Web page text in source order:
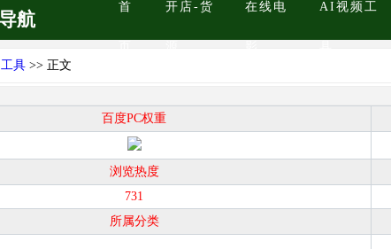
航
首 开店-货 在线电 AI视频工
具 >> 正文
百度PC权重
浏览热度
731
所属分类